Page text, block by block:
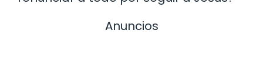
Anuncios